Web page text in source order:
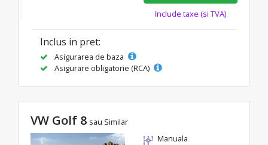
Include taxe (si TVA)
Inclus in pret:
Asigurarea de baza
Asigurare obligatorie (RCA)
VW Golf 8 sau Similar
Manuala